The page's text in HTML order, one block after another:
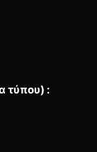
τύπου) :